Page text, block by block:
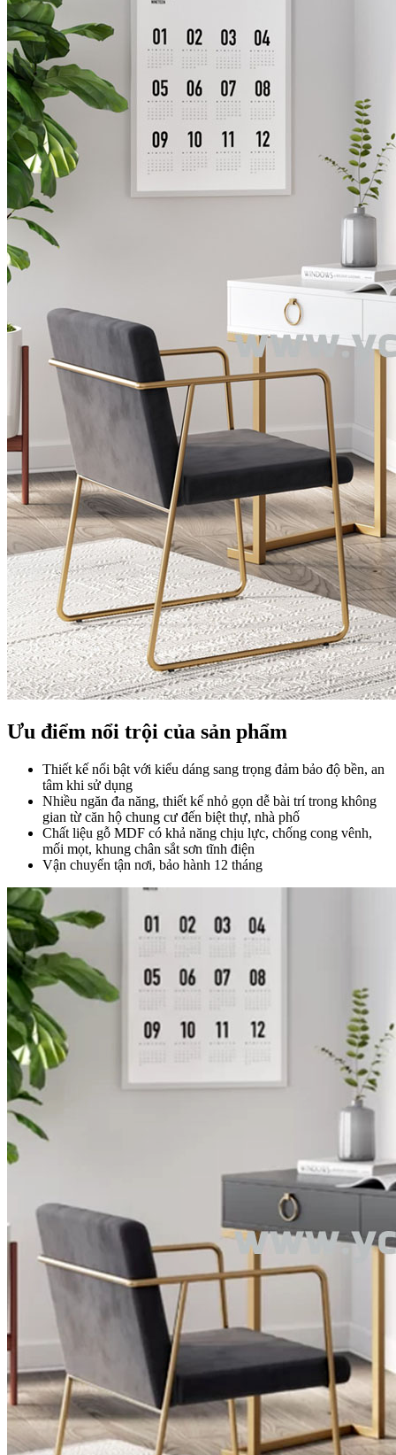
Ưu điểm nổi trội của sản phẩm
Thiết kế nổi bật với kiểu dáng sang trọng đảm bảo độ bền, an
tâm khi sử dụng
Nhiều ngăn đa năng, thiết kế nhỏ gọn dễ bài trí trong không
gian từ căn hộ chung cư đến biệt thự, nhà phố
Chất liệu gỗ MDF có khả năng chịu lực, chống cong vênh,
mối mọt, khung chân sắt sơn tĩnh điện
Vận chuyển tận nơi, bảo hành 12 tháng